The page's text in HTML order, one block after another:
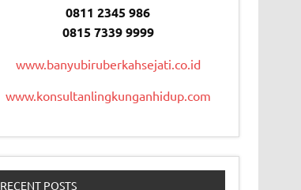
0811 2345 986
0815 7339 9999
www.banyubiruberkahsejati.co.id
www.konsultanlingkunganhidup.com
RECENT POSTS